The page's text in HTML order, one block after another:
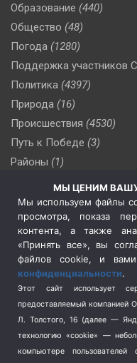
Образование (440)
Общество (48)
Погода (1280)
Поддержка участников
Политика (4397)
Природа (16)
Происшествия (4530)
Путь к Победе (3)
Районы (1)
(510)
Сельское хозяйство (3)
Социальная политика
(3)
Спецоперация в Украине
Спецоперация на Украине
Спорт (740)
Терроризм (1)
Транспорт (262)
Туризм (178)
МЫ ЦЕНИМ
Мы используем файлы
просмотра, показа
контента, а также
«Принять все», вы
файлов cookie, и
конфиденциальности.
Этот сайт использует
предоставляемый компанией
Л. Толстого, 16 (далее —
технологию «cookie» —
компьютере